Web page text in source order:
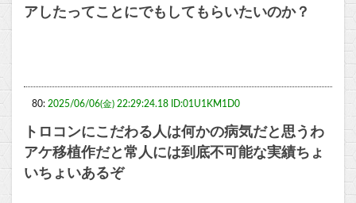
アしたってことにでもしてもらいたいのか？
80: 2025/06/06(金) 22:29:24.18 ID:01U1KM1D0
トロコンにこだわる人は何かの病気だと思うわ
アケ移植作だと常人には到底不可能な実績ちょ
いちょいあるぞ